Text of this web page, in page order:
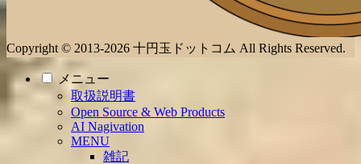
Copyright © 2013-2026 十円玉ドットコム All Rights Reserved.
メニュー
取扱説明書
Open Source & Web Products
AI Nagivation
MENU
雑記